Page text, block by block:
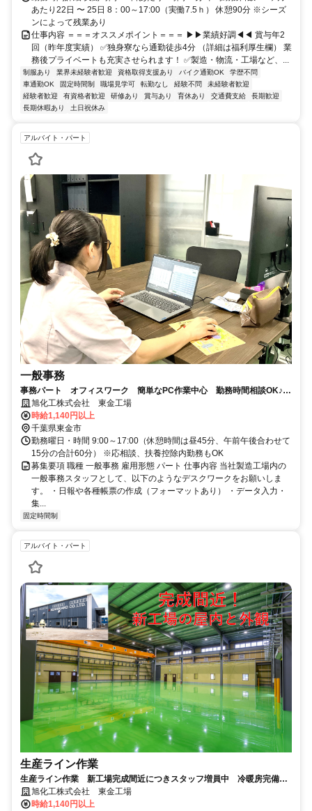
あたり22日 〜 25日 8：00～17:00（実働7.5ｈ） 休憩90分 ※シーズ
ンによって残業あり
仕事内容 ＝＝＝オススメポイント＝＝＝ ▶▶業績好調◀◀ 賞与年2
回（昨年度実績） ✅独身寮なら通勤徒歩4分 （詳細は福利厚生欄） 業
務後プライベートも充実させられます！ ✅製造・物流・工場など、...
制服あり 業界未経験者歓迎 資格取得支援あり バイク通勤OK
学歴不問
車通勤OK
固定時間制 職場見学可 転勤なし 経験不問
未経験者歓迎
経験者歓迎
有資格者歓迎 研修あり 賞与あり 育休あり 交通費支給
長期歓迎
長期休暇あり
土日祝休み
アルバイト・パート
一般事務
事務パート オフィスワーク 簡単なPC作業中心 勤務時間相談OK♪
未経験も歓迎！
旭化工株式会社 東金工場
時給1,140円以上
千葉県東金市
勤務曜日・時間 9:00～17:00（休憩時間は昼45分、午前午後合わせて
15分の合計60分） ※応相談、扶養控除内勤務もOK
募集要項 職種 一般事務 雇用形態 パート 仕事内容 当社製造工場内の
一般事務スタッフとして、以下のようなデスクワークをお願いしま
す。 ・日報や各種帳票の作成（フォーマットあり） ・データ入力・
集...
固定時間制
アルバイト・パート
生産ライン作業
生産ライン作業 新工場完成間近につきスタッフ増員中 冷暖房完備
和気あいあいの職場 扶養控除内もOK
旭化工株式会社 東金工場
時給1,140円以上